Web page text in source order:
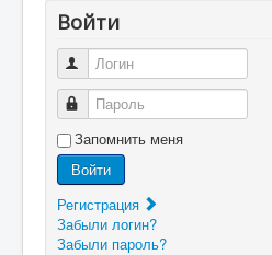
Войти
Логин
Пароль
Запомнить меня
Войти
Регистрация
Забыли логин?
Забыли пароль?